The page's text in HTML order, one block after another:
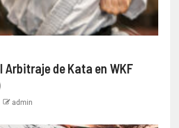
Arbitraje de Kata en WKF
admin